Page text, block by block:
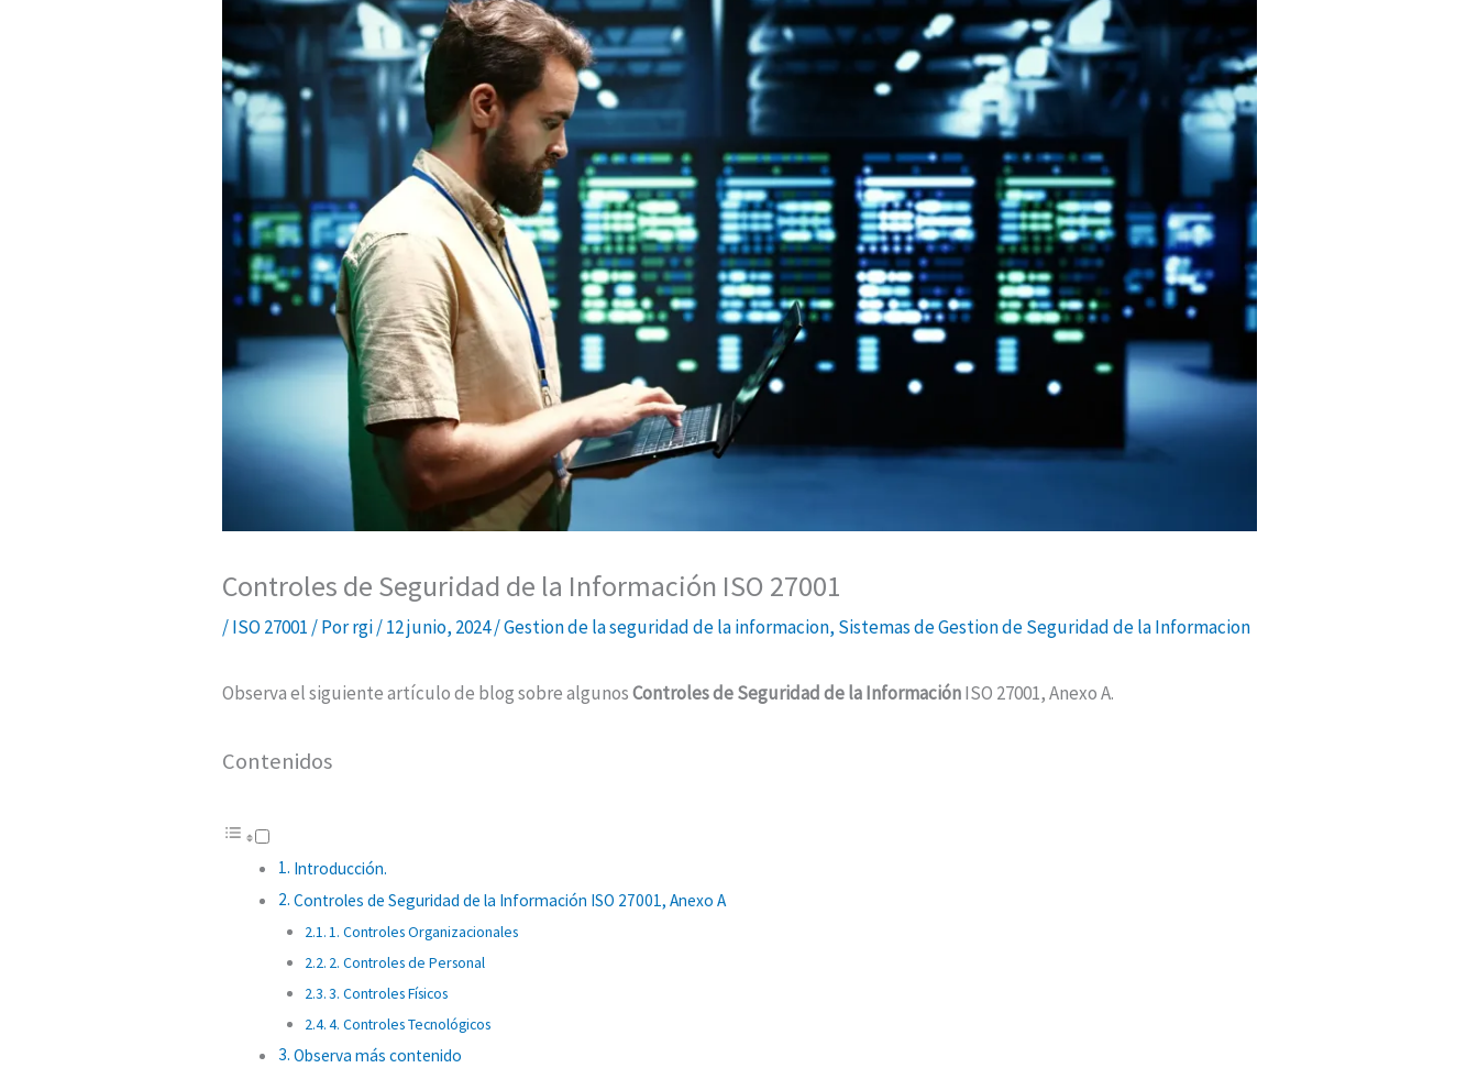
Controles de Seguridad de la Información ISO 27001
/ISO 27001 / Porrgi/12 junio, 2024/Gestion de la seguridad de la informacion, Sistemas de Gestion de Seguridad de la Informacion
Observa el siguiente artículo de blog sobre algunosControles de Seguridad de la InformaciónISO 27001, Anexo A.
Contenidos
Introducción.
Controles de Seguridad de la Información ISO 27001, Anexo A
1. Controles Organizacionales
2. Controles de Personal
3. Controles Físicos
4. Controles Tecnológicos
Observa más contenido
Generar
Ingresos
por
Dividendos